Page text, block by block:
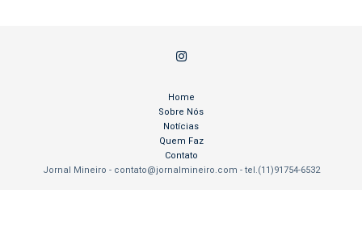
Jornal Mineiro - contato@jornalmineiro.com - tel.(11)91754-6532
Home
Sobre Nós
Notícias
Quem Faz
Contato